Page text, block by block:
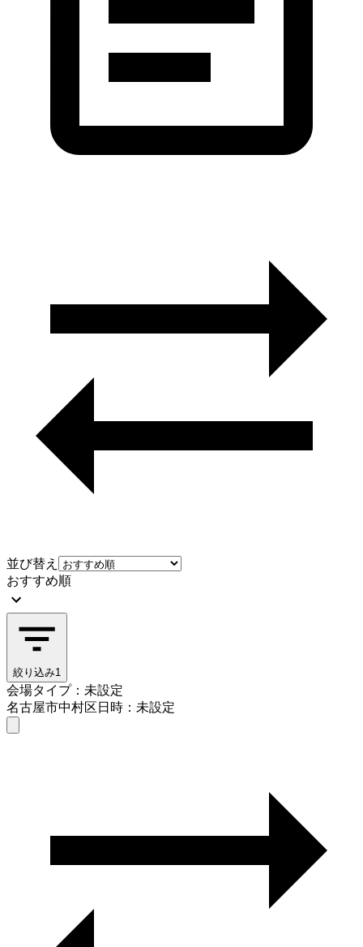
並び替え
おすすめ順
絞り込み1
会場タイプ：未設定
名古屋市中村区日時：未設定